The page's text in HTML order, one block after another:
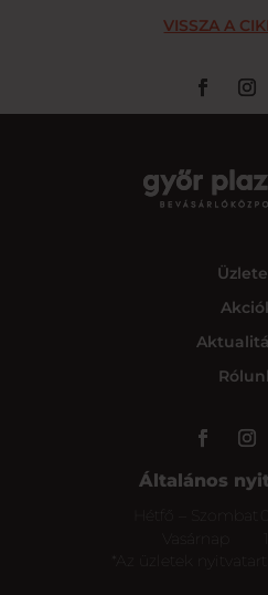
VISSZA A
Általános
*Az üzletek